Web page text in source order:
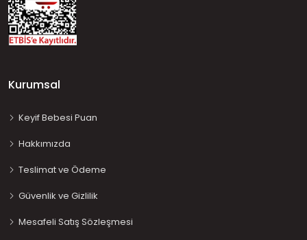
Kurumsal
Keyif Bebesi Puan
Hakkımızda
Teslimat ve Ödeme
Güvenlik ve Gizlilik
Mesafeli Satış Sözleşmesi